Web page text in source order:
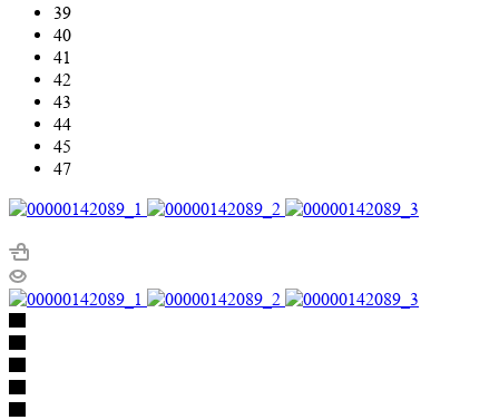
39
40
41
42
43
44
45
47